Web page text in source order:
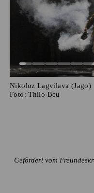
Nikoloz Lagvilava (Jago)
Foto: Thilo Beu
Gefördert vom